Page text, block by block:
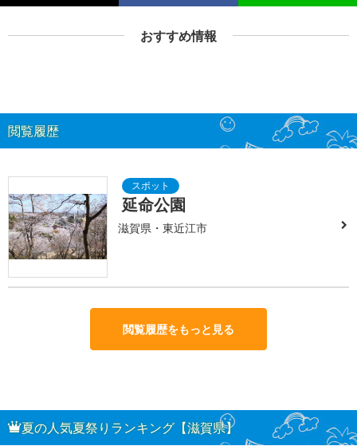
おすすめ情報
閲覧履歴
延命公園
滋賀県・東近江市
閲覧履歴をもっと見る
夏の人気夏祭りランキング【滋賀県】